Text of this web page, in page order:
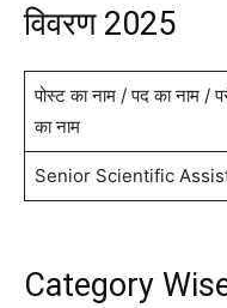
विवरण 2025
पोस्ट का नाम / पद का नाम /
का नाम
Senior Scientific
Category